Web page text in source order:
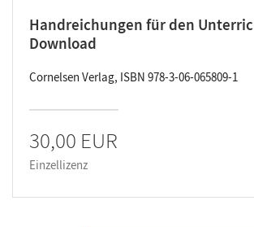
Handreichungen für den
Download
Cornelsen Verlag, ISBN 978-3-06-065809-1
30,00 EUR
Einzellizenz